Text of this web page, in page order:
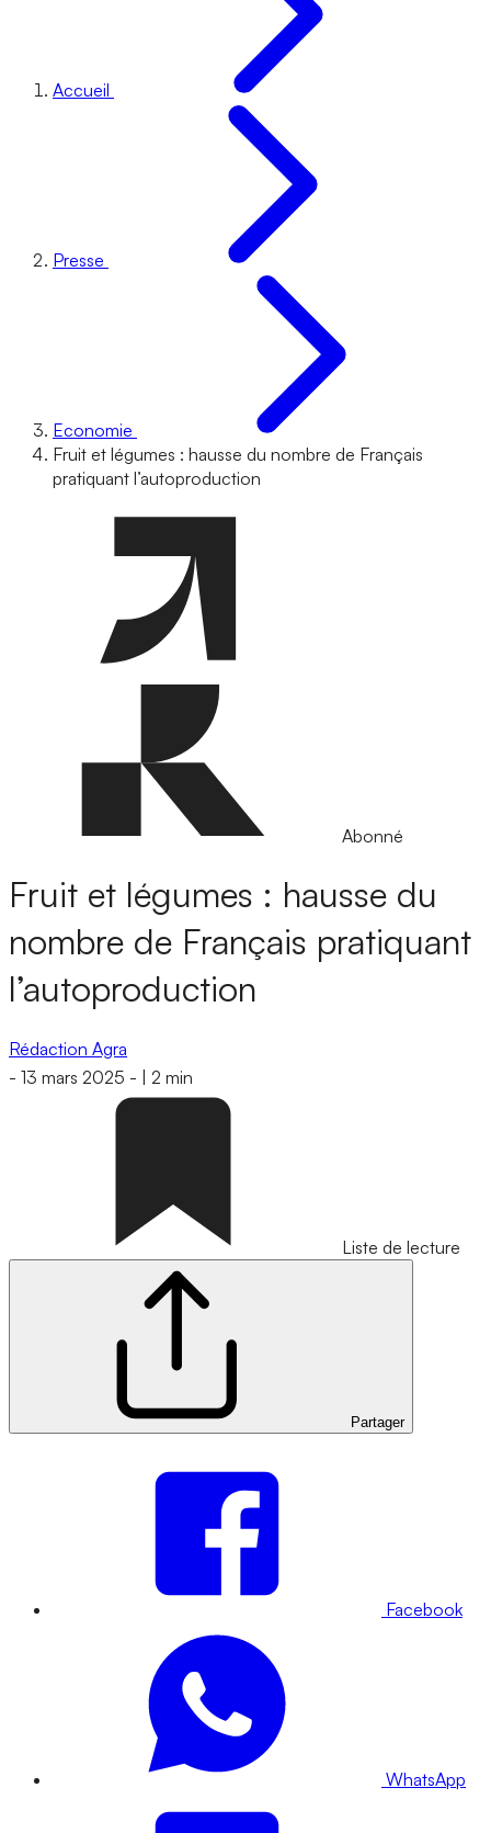
Accueil
Presse
Economie
Fruit et légumes : hausse du nombre de Français
pratiquant l’autoproduction
Abonné
Fruit et légumes : hausse du
nombre de Français pratiquant
l’autoproduction
Rédaction Agra
- 13 mars 2025 - 2 min
Liste de lecture
Partager
Facebook
WhatsApp